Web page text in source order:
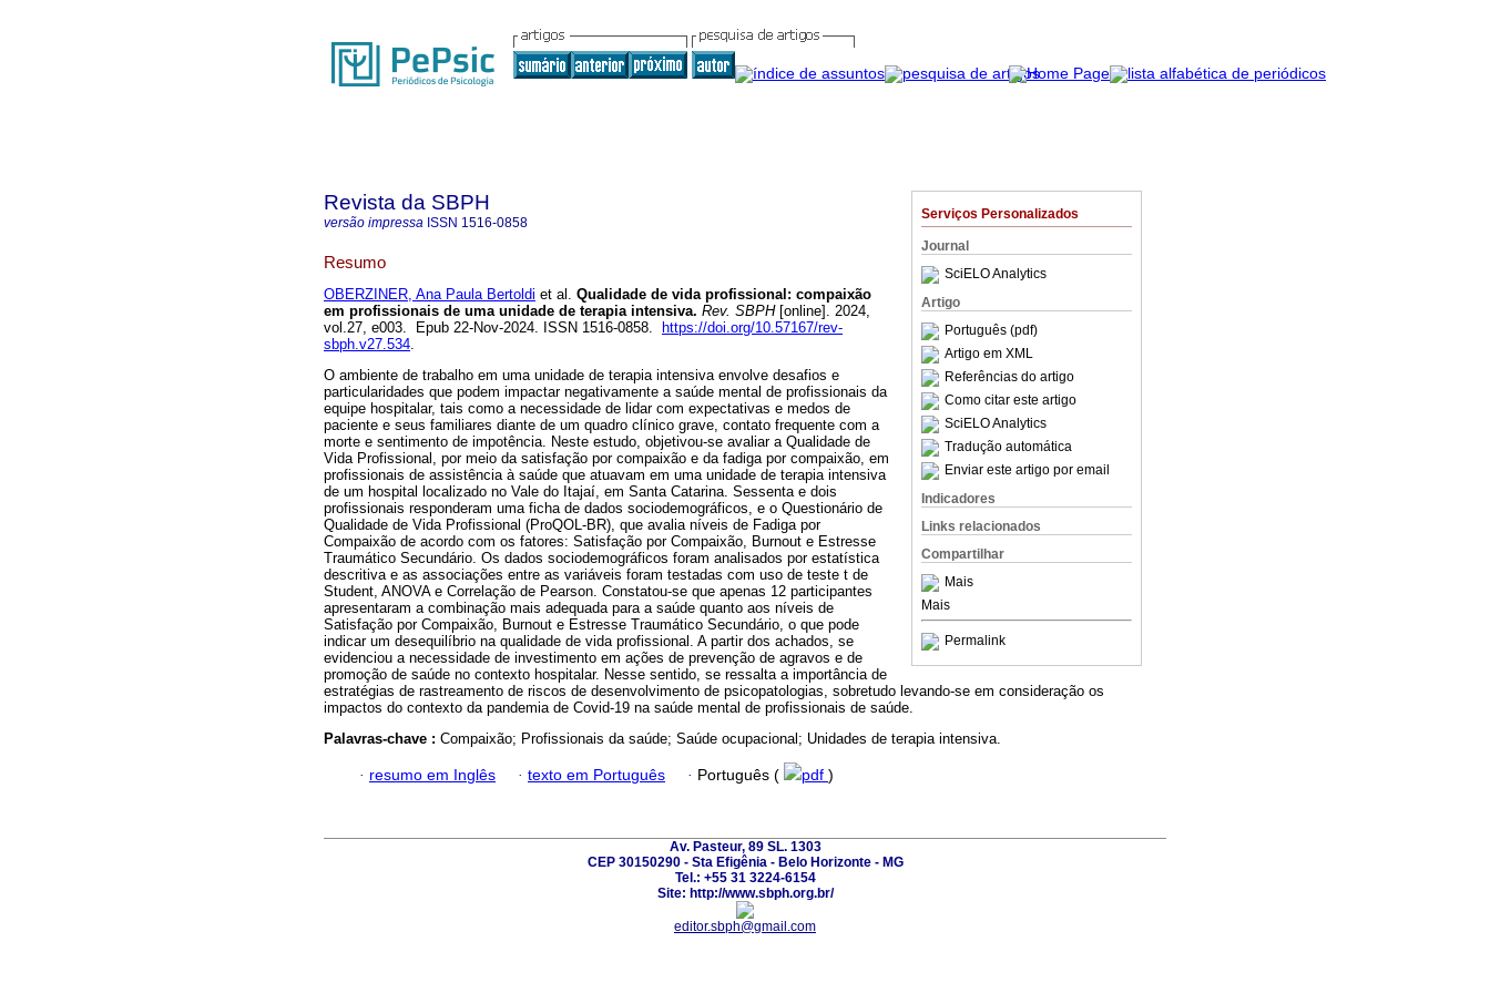
Serviços Personalizados
Journal
SciELO Analytics
Artigo
Português (pdf)
Artigo em XML
Referências do artigo
Como citar este artigo
SciELO Analytics
Tradução automática
Enviar este artigo por email
Indicadores
Links relacionados
Compartilhar
Mais
Mais
Permalink
Revista da SBPH
versão impressa ISSN 1516-0858
Resumo
OBERZINER, Ana Paula Bertoldi et al. Qualidade de vida profissional: compaixão
em profissionais de uma unidade de terapia intensiva. Rev. SBPH[online]. 2024,
vol.27, e003. Epub 22-Nov-2024. ISSN 1516-0858.
https://doi.org/10.57167/rev-
sbph.v27.534.
O ambiente de trabalho em uma unidade de terapia intensiva envolve desafios e
particularidades que podem impactar negativamente a saúde mental de profissionais da
equipe hospitalar, tais como a necessidade de lidar com expectativas e medos de
paciente e seus familiares diante de um quadro clínico grave, contato frequente com a
morte e sentimento de impotência. Neste estudo, objetivou-se avaliar a Qualidade de
Vida Profissional, por meio da satisfação por compaixão e da fadiga por compaixão, em
profissionais de assistência à saúde que atuavam em uma unidade de terapia intensiva
de um hospital localizado no Vale do Itajaí, em Santa Catarina. Sessenta e dois
profissionais responderam uma ficha de dados sociodemográficos, e o Questionário de
Qualidade de Vida Profissional (ProQOL-BR), que avalia níveis de Fadiga por
Compaixão de acordo com os fatores: Satisfação por Compaixão, Burnout e Estresse
Traumático Secundário. Os dados sociodemográficos foram analisados por estatística
descritiva e as associações entre as variáveis foram testadas com uso de teste t de
Student, ANOVA e Correlação de Pearson. Constatou-se que apenas 12 participantes
apresentaram a combinação mais adequada para a saúde quanto aos níveis de
Satisfação por Compaixão, Burnout e Estresse Traumático Secundário, o que pode
indicar um desequilíbrio na qualidade de vida profissional. A partir dos achados, se
evidenciou a necessidade de investimento em ações de prevenção de agravos e de
promoção de saúde no contexto hospitalar. Nesse sentido, se ressalta a importância de
estratégias de rastreamento de riscos de desenvolvimento de psicopatologias, sobretudo levando-se em consideração os
impactos do contexto da pandemia de Covid-19 na saúde mental de profissionais de saúde.
Palavras-chave : Compaixão; Profissionais da saúde; Saúde ocupacional; Unidades de terapia intensiva.
· resumo em Inglês · texto em Português · Português ( pdf )
Av. Pasteur, 89 SL. 1303
CEP 30150290 - Sta Efigênia - Belo Horizonte - MG
Tel.: +55 31 3224-6154
Site: http://www.sbph.org.br/
editor.sbph@gmail.com